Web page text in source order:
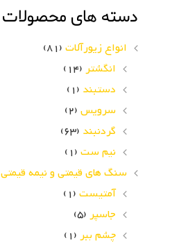
دسته های محصولات
انواع زیورآلات (81)
انگشتر (14)
دستبند (1)
سرویس (2)
گردنبند (63)
نیم ست (1)
سنگ های قیمتی و نیمه قیمتی
آمتیست (1)
جاسپر (5)
چشم ببر (1)